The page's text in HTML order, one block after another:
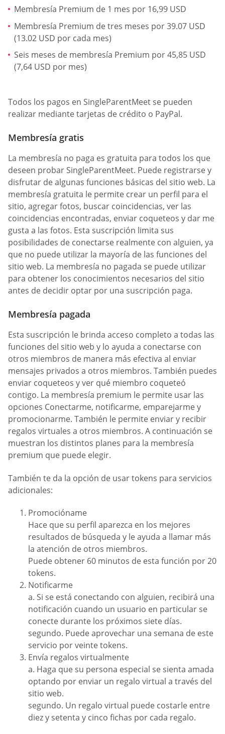
Membresía Premium de 1 mes por 16,99 USD
Membresía Premium de tres meses por 39.07 USD
(13.02 USD por cada mes)
Seis meses de membresía Premium por 45,85 USD
(7,64 USD por mes)
Todos los pagos en SingleParentMeet se pueden
realizar mediante tarjetas de crédito o PayPal.
Membresía gratis
La membresía no paga es gratuita para todos los que
deseen probar SingleParentMeet. Puede registrarse y
disfrutar de algunas funciones básicas del sitio web. La
membresía gratuita le permite crear un perfil para el
sitio, agregar fotos, buscar coincidencias, ver las
coincidencias encontradas, enviar coqueteos y dar me
gusta a las fotos. Esta suscripción limita sus
posibilidades de conectarse realmente con alguien, ya
que no puede utilizar la mayoría de las funciones del
sitio web. La membresía no pagada se puede utilizar
para obtener los conocimientos necesarios del sitio
antes de decidir optar por una suscripción paga.
Membresía pagada
Esta suscripción le brinda acceso completo a todas las
funciones del sitio web y lo ayuda a conectarse con
otros miembros de manera más efectiva al enviar
mensajes privados a otros miembros. También puedes
enviar coqueteos y ver qué miembro coqueteó
contigo. La membresía premium le permite usar las
opciones Conectarme, notificarme, emparejarme y
promocionarme. También le permite enviar y recibir
regalos virtuales a otros miembros. A continuación se
muestran los distintos planes para la membresía
premium que puede elegir.
También te da la opción de usar tokens para servicios
adicionales:
Promocióname
Hace que su perfil aparezca en los mejores
resultados de búsqueda y le ayuda a llamar más
la atención de otros miembros.
Puede obtener 60 minutos de esta función por 20
tokens.
Notificarme
a. Si se está conectando con alguien, recibirá una
notificación cuando un usuario en particular se
conecte durante los próximos siete días.
segundo. Puede aprovechar una semana de este
servicio por veinte tokens.
Envía regalos virtualmente
a. Haga que su persona especial se sienta amada
optando por enviar un regalo virtual a través del
sitio web.
segundo. Un regalo virtual puede costarle entre
diez y setenta y cinco fichas por cada regalo.